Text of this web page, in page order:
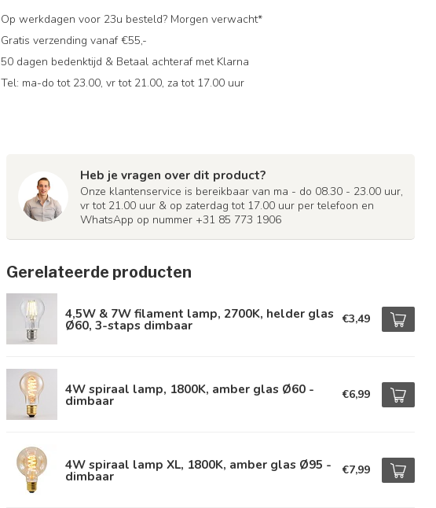
Op werkdagen voor 23u besteld? Morgen verwacht*
Gratis verzending vanaf €55,-
50 dagen bedenktijd & Betaal achteraf met Klarna
Tel: ma-do tot 23.00, vr tot 21.00, za tot 17.00 uur
Heb je vragen over dit product?
Onze klantenservice is bereikbaar van ma - do 08.30 - 23.00 uur,
vr tot 21.00 uur & op zaterdag tot 17.00 uur per telefoon en
WhatsApp op nummer +31 85 773 1906
Gerelateerde producten
4,5W & 7W filament lamp, 2700K, helder glas
Ø60, 3-staps dimbaar €3,49
4W spiraal lamp, 1800K, amber glas Ø60 -
dimbaar €6,99
4W spiraal lamp XL, 1800K, amber glas Ø95 -
dimbaar €7,99